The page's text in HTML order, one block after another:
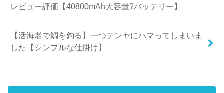
レビュー評価【40800mAh大容量?バッテリー】
【活海老で鯛を釣る】一つテンヤにハマってしまいま
した【シンプルな仕掛け】